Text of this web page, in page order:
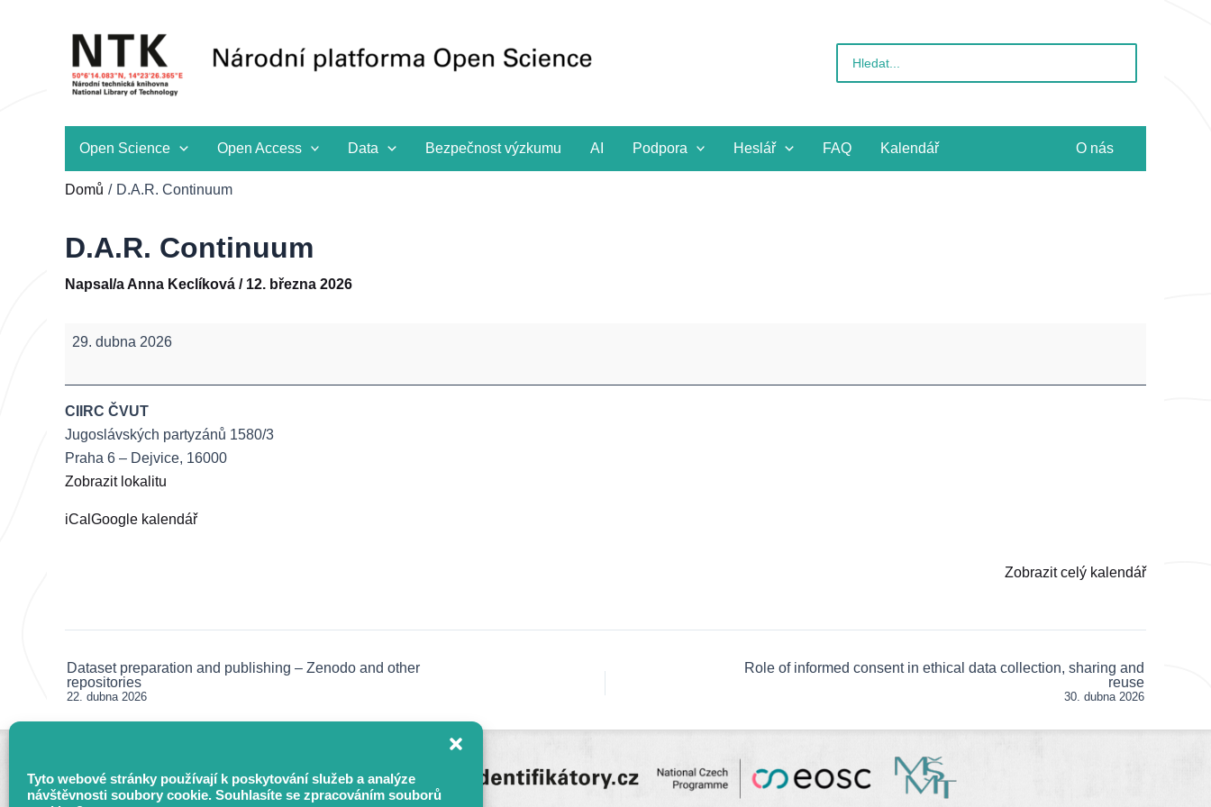
Tyto webové stránky používají k poskytování služeb a analýze
návštěvnosti soubory cookie. Souhlasíte se zpracováním souborů
pro:
Open Science Open Access Data Bezpečnost výzkumu AI Podpora Heslář FAQ Kalendář O nás
Domů D.A.R. Continuum
D.A.R. Continuum
Napsal/a Anna Keclíková / 12. března 2026
D.A.R.
29. dubna 2026
CIIRC ČVUT
Jugoslávských partyzánů 1580/3
Praha 6 – Dejvice, 16000
Zobrazit lokalitu
iCal Google kalendář
Zobrazit celý kalendář
Post
navigation
Dataset preparation and publishing – Zenodo and other
repositories
22. dubna 2026
Role of informed consent in ethical data collection, sharing and
reuse
30. dubna 2026